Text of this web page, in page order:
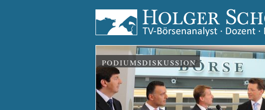
PODIUMSDISKUSSION